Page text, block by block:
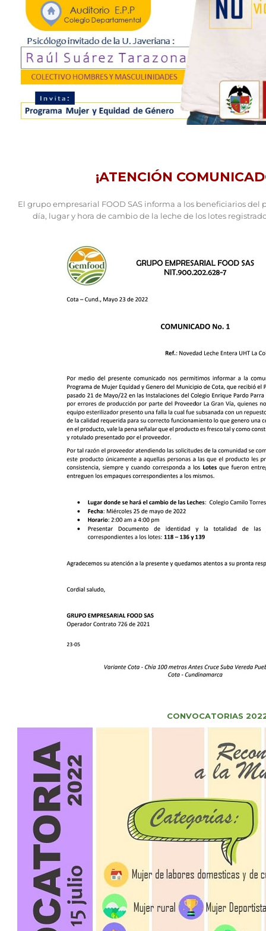
¡ATENCIÓN
El grupo empresarial FOOD SAS informa a los beneficiarios
día, lugar y hora de cambio de la leche de los lotes
CONVOCATORIAS